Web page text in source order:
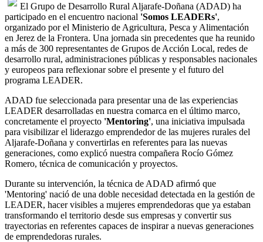
El Grupo de Desarrollo Rural Aljarafe-Doñana (ADAD) ha
participado en el encuentro nacional 'Somos LEADERs',
organizado por el Ministerio de Agricultura, Pesca y Alimentación
en Jerez de la Frontera. Una jornada sin precedentes que ha reunido
a más de 300 representantes de Grupos de Acción Local, redes de
desarrollo rural, administraciones públicas y responsables nacionales
y europeos para reflexionar sobre el presente y el futuro del
programa LEADER.
ADAD fue seleccionada para presentar una de las experiencias
LEADER desarrolladas en nuestra comarca en el último marco,
concretamente el proyecto 'Mentoring', una iniciativa impulsada
para visibilizar el liderazgo emprendedor de las mujeres rurales del
Aljarafe-Doñana y convertirlas en referentes para las nuevas
generaciones, como explicó nuestra compañera Rocío Gómez
Romero, técnica de comunicación y proyectos.
Durante su intervención, la técnica de ADAD afirmó que
'Mentoring' nació de una doble necesidad detectada en la gestión de
LEADER, hacer visibles a mujeres emprendedoras que ya estaban
transformando el territorio desde sus empresas y convertir sus
trayectorias en referentes capaces de inspirar a nuevas generaciones
de emprendedoras rurales.